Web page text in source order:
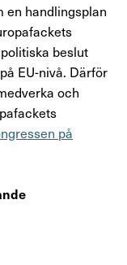
Kontakta oss
In English
Logga in
en handlingsplan
beslut
EU-nivå. Därför
och
på